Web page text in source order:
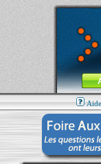
MacBook-fr.com :
Aller au
Aide